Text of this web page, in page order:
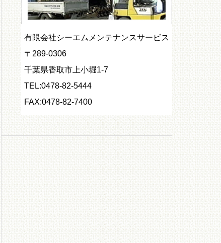
有限会社シーエムメンテナンスサービス
〒289-0306
千葉県香取市上小堀1-7
TEL:0478-82-5444
FAX:0478-82-7400